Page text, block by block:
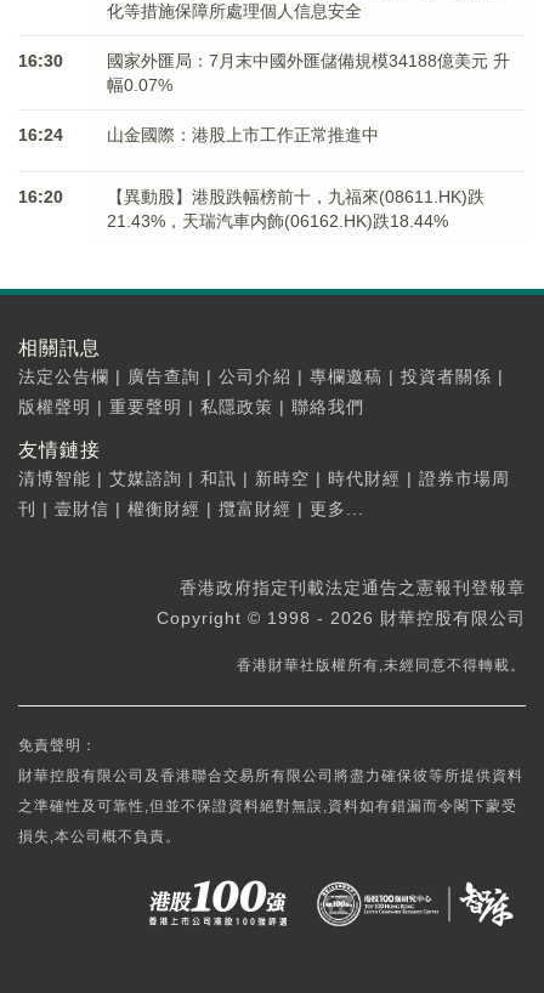
化等措施保障所處理個人信息安全
16:30
國家外匯局：7月末中國外匯儲備規模34188億美元 升
幅0.07%
16:24 山金國際：港股上市工作正常推進中
16:20
【異動股】港股跌幅榜前十，九福來(08611.HK)跌
21.43%，天瑞汽車内飾(06162.HK)跌18.44%
相關訊息
法定公告欄 | 廣告查詢 | 公司介紹 | 專欄邀稿 | 投資者關係 |
版權聲明 | 重要聲明 | 私隱政策 | 聯絡我們
友情鏈接
清博智能 | 艾媒諮詢 | 和訊 | 新時空 | 時代財經 | 證券市場周
刊
| 壹財信 | 權衡財經 | 攬富財經 | 更多...
香港政府指定刊載法定通告之憲報刊登報章
Copyright © 1998 - 2026 財華控股有限公司
香港財華社版權所有,未經同意不得轉載。
免責聲明：
財華控股有限公司及香港聯合交易所有限公司將盡力確保彼等所提供資料
之準確性及可靠性,但並不保證資料絕對無誤,資料如有錯漏而令閣下蒙受
損失,本公司概不負責。